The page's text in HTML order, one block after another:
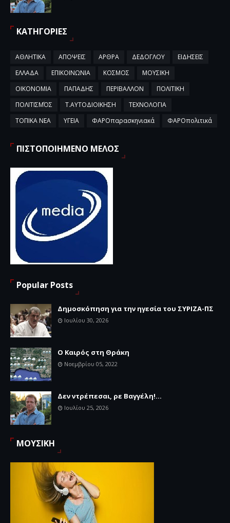
ΚΑΤΗΓΟΡΙΕΣ
ΑΘΛΗΤΙΚΑ ΑΠΟΨΕΙΣ ΑΡΘΡΑ ΔΕΔΟΓΛΟΥ
ΕΙΔΗΣΕΙΣ
ΕΛΛΑΔΑ
ΕΠΙΚΟΙΝΩΝΙΑ ΚΟΣΜΟΣ
ΜΟΥΣΙΚΗ
ΟΙΚΟΝΟΜΙΑ
ΠΑΠΑΔΗΣ ΠΕΡΙΒΑΛΛΟΝ
ΠΟΛΙΤΙΚΗ
ΠΟΛΙΤΙΣΜΌΣ
Τ.ΑΥΤΟΔΙΟΙΚΗΣΗ
ΤΕΧΝΟΛΟΓΙΑ
ΤΟΠΙΚΑ ΝΕΑ
ΥΓΕΙΑ ΦΑΡΟπαρασκηνιακά ΦΑΡΟπολιτικά
ΠΙΣΤΟΠΟΙΗΜΕΝΟ ΜΕΛΟΣ
Popular Posts
Δημοσκόπηση για την ηγεσία του ΣΥΡΙΖΑ-ΠΣ
Ιουλίου 30, 2026
Ο Καιρός στη Θράκη
Νοεμβρίου 05, 2022
Δεν ντρέπεσαι, ρε Βαγγέλη!...
Ιουλίου 25, 2026
ΜΟΥΣΙΚΗ